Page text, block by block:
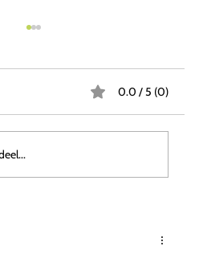
de toekomst van
0.0 / 5 (0)